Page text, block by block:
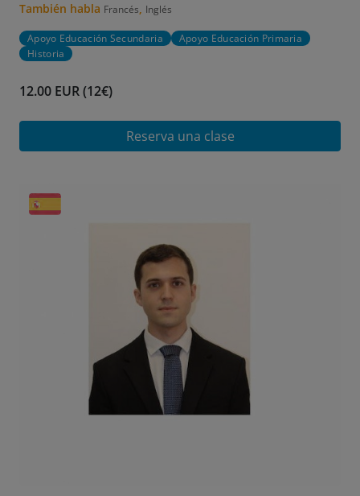
También habla Francés, Inglés
Apoyo Educación Secundaria
Apoyo Educación Primaria
Historia
12.00 EUR (12€)
Reserva una clase